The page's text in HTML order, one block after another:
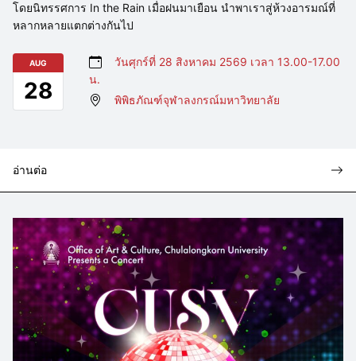
โดยนิทรรศการ In the Rain เมื่อฝนมาเยือน นำพาเราสู่ห้วงอารมณ์ที่
หลากหลายแตกต่างกันไป
AUG
28
วันศุกร์ที่ 28 สิงหาคม 2569 เวลา 13.00-17.00
น.
พิพิธภัณฑ์จุฬาลงกรณ์มหาวิทยาลัย
อ่านต่อ